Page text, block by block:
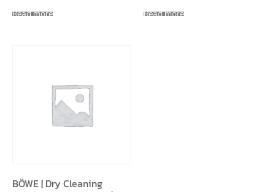
Read more Read more
BÖWE | Dry Cleaning